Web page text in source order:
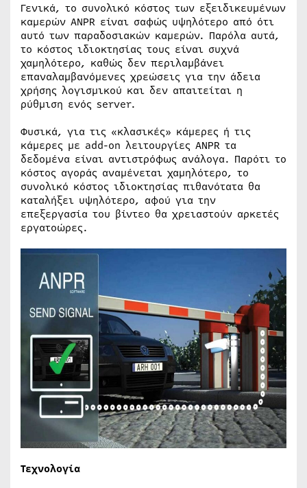
Γενικά, το συνολικό κόστος των εξειδικευμένων
καμερών ANPR είναι σαφώς υψηλότερο από ότι
αυτό των παραδοσιακών καμερών. Παρόλα αυτά,
το κόστος ιδιοκτησίας τους είναι συχνά
χαμηλότερο, καθώς δεν περιλαμβάνει
επαναλαμβανόμενες χρεώσεις για την άδεια
χρήσης λογισμικού και δεν απαιτείται η
ρύθμιση ενός server.
Φυσικά, για τις «κλασικές» κάμερες ή τις
κάμερες με add-on λειτουργίες ANPR τα
δεδομένα είναι αντιστρόφως ανάλογα. Παρότι το
κόστος αγοράς αναμένεται χαμηλότερο, το
συνολικό κόστος ιδιοκτησίας πιθανότατα θα
καταλήξει υψηλότερο, αφού για την
επεξεργασία του βίντεο θα χρειαστούν αρκετές
εργατοώρες.
Τεχνολογία